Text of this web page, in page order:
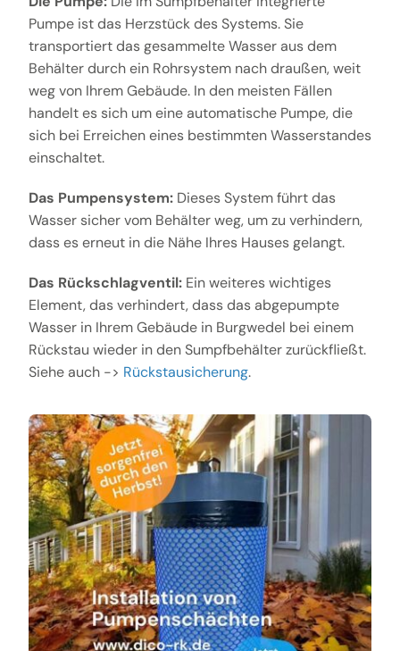
Pumpe ist das Herzstück des Systems. Sie
transportiert das gesammelte Wasser aus dem
Behälter durch ein Rohrsystem nach draußen, weit
weg von Ihrem Gebäude. In den meisten Fällen
handelt es sich um eine automatische Pumpe, die
sich bei Erreichen eines bestimmten Wasserstandes
einschaltet.
Das Pumpensystem:Dieses System führt das
Wasser sicher vom Behälter weg, um zu verhindern,
dass es erneut in die Nähe Ihres Hauses gelangt.
Das Rückschlagventil:Ein weiteres wichtiges
Element, das verhindert, dass das abgepumpte
Wasser in Ihrem Gebäude in Burgwedel bei einem
Rückstau wieder in den Sumpfbehälter zurückfließt.
Siehe auch -> Rückstausicherung.